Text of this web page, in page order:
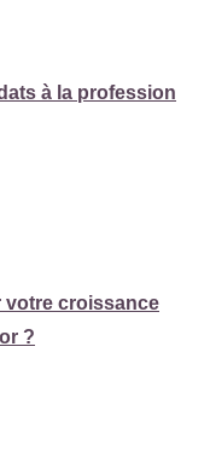
à la profession
votre croissance
?